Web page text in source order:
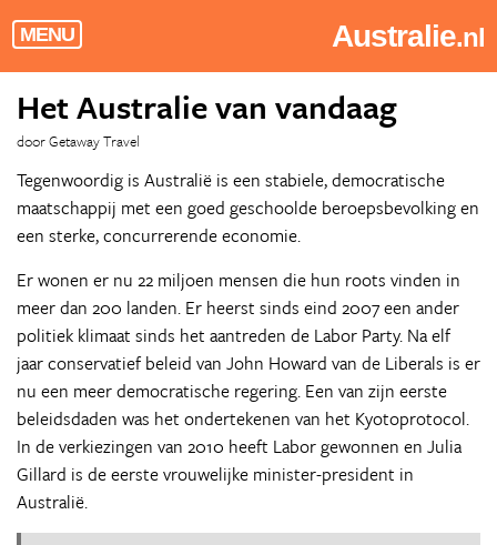
MENU Australie.nl
Het Australie van vandaag
door Getaway Travel
Tegenwoordig is Australië is een stabiele, democratische
maatschappij met een goed geschoolde beroepsbevolking en
een sterke, concurrerende economie.
Er wonen er nu 22 miljoen mensen die hun roots vinden in
meer dan 200 landen. Er heerst sinds eind 2007 een ander
politiek klimaat sinds het aantreden de Labor Party. Na elf
jaar conservatief beleid van John Howard van de Liberals is er
nu een meer democratische regering. Een van zijn eerste
beleidsdaden was het ondertekenen van het Kyotoprotocol.
In de verkiezingen van 2010 heeft Labor gewonnen en Julia
Gillard is de eerste vrouwelijke minister-president in
Australië.